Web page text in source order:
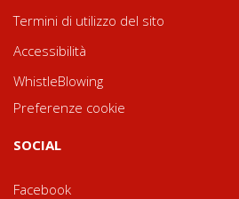
Termini di utilizzo del sito
Accessibilità
WhistleBlowing
Preferenze cookie
SOCIAL
Facebook